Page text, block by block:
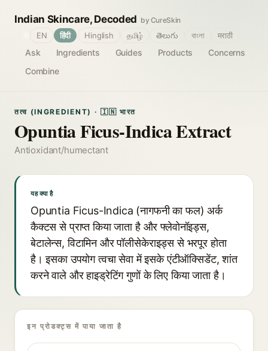
Indian Skincare, Decoded by CureSkin
Ask Ingredients Guides Products
Concerns
Combine
EN हिंदी Hinglish தமிழ் తెలుగు বাংলা मराठी
तत्व (INGREDIENT) · 🇮🇳 भारत
Opuntia Ficus-Indica Extract
Antioxidant/humectant
यह क्या है
Opuntia Ficus-Indica (नागफनी का फल) अर्क
कैक्टस से प्राप्त किया जाता है और फ्लेवोनॉइड्स,
बेटालेन्स, विटामिन और पॉलीसेकेराइड्स से भरपूर होता
है। इसका उपयोग त्वचा सेवा में इसके एंटीऑक्सिडेंट, शांत
करने वाले और हाइड्रेटिंग गुणों के लिए किया जाता है।
इन प्रोडक्ट्स में पाया जाता है